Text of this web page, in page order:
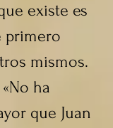
existe es
primero
mismos.
ha
que Juan